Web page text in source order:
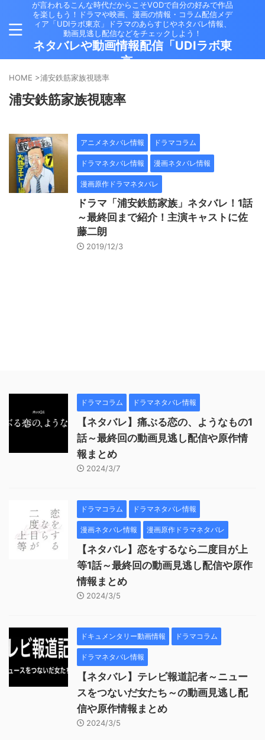
が言われるこんな時代だからこそVODで自分の好みで作品
を楽しもう！ドラマや映画、漫画の情報・コラム配信メデ
ィア「UDIラボ東京」ドラマのあらすじやネタバレ情報、
動画見逃し配信などをチェックしよう！
ネタバレや動画情報配信「UDIラボ東
京」
HOME >浦安鉄筋家族視聴率
浦安鉄筋家族視聴率
アニメネタバレ情報 ドラマコラム
ドラマネタバレ情報 漫画ネタバレ情報
漫画原作ドラマネタバレ
ドラマ「浦安鉄筋家族」ネタバレ！1話
～最終回まで紹介！主演キャストに佐
藤二朗
2019/12/3
ドラマコラム ドラマネタバレ情報
【ネタバレ】痛ぶる恋の、ようなもの1
話～最終回の動画見逃し配信や原作情
報まとめ
2024/3/7
ドラマコラム ドラマネタバレ情報
漫画ネタバレ情報 漫画原作ドラマネタバレ
【ネタバレ】恋をするなら二度目が上
等1話～最終回の動画見逃し配信や原作
情報まとめ
2024/3/5
ドキュメンタリー動画情報 ドラマコラム
ドラマネタバレ情報
【ネタバレ】テレビ報道記者～ニュー
スをつないだ女たち～の動画見逃し配
信や原作情報まとめ
2024/3/5